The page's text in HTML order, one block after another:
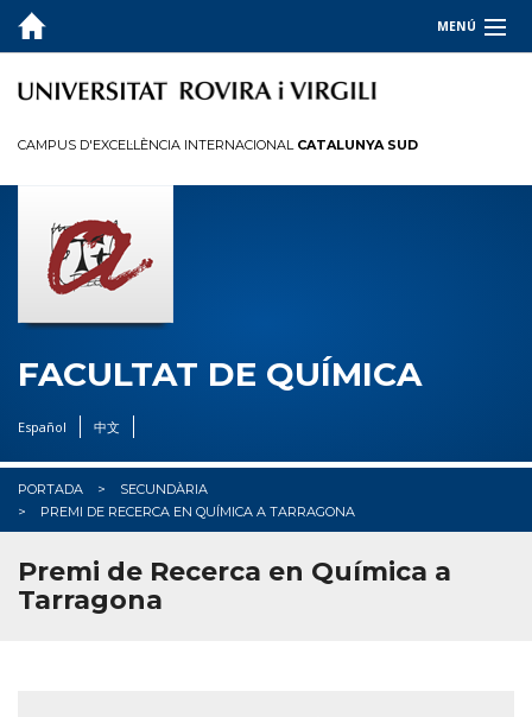
MENÚ
LA FACULTAT
QUALITAT
INFORMACIÓ PER A
R+D+I
CAMPUS D'EXCEL·LÈNCIA INTERNACIONAL CATALUNYA SUD
FACULTAT DE QUÍMICA
Español 中文
PORTADA
SECUNDÀRIA
PREMI DE RECERCA EN QUÍMICA A TARRAGONA
Premi de Recerca en Química a
Tarragona